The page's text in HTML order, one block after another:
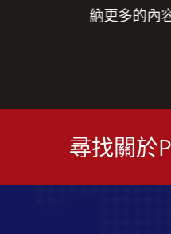
納更多的內
尋找關於